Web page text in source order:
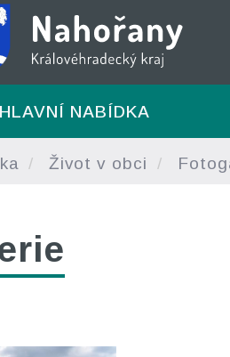
HLAVNÍ NABÍDKA
Život v obci